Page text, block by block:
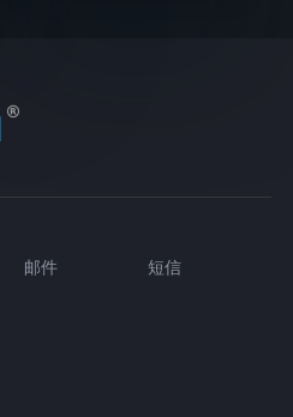
邮件
短信